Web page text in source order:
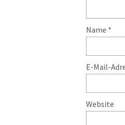
Name *
E-Mail-
Website